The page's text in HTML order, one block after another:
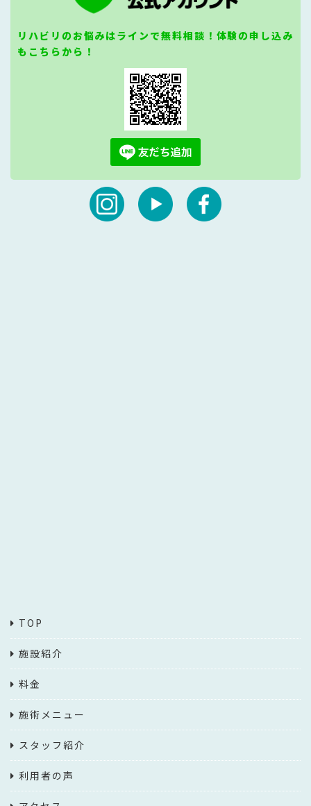
リハビリのお悩みはラインで無料相談！体験の申し込み
もこちらから！
TOP
施設紹介
料金
施術メニュー
スタッフ紹介
利用者の声